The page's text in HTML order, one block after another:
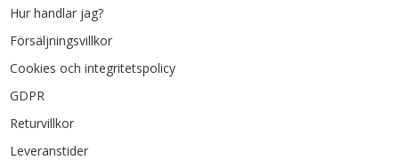
Hur handlar jag?
Försäljningsvillkor
Cookies och integritetspolicy
GDPR
Returvillkor
Leveranstider